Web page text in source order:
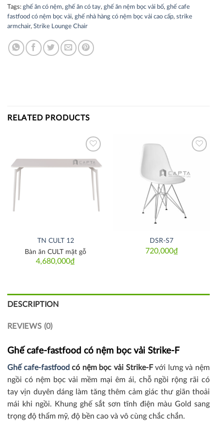
Tags: ghế ăn có nệm, ghế ăn có tay, ghế ăn nệm bọc vải bố, ghế cafe
fastfood có nệm bọc vải, ghế nhà hàng có nệm bọc vải cao cấp, strike
armchair, Strike Lounge Chair
RELATED PRODUCTS
Thích
TN CULT 12
4,680,000₫
Bàn ăn CULT mặt gỗ
DSR-S7
720,000₫
DESCRIPTION
REVIEWS (0)
Ghế cafe-fastfood có nệm bọc vải Strike-F
Ghế cafe-fastfood có nệm bọc vải Strike-Fvới lưng và nệm
ngồi có nệm bọc vải mềm mại êm ái, chỗ ngồi rộng rãi có
tay vịn duyên dáng làm tăng thêm cảm giác thư giãn thoải
mái khi ngồi. Khung ghế sắt sơn tĩnh điện màu Gold sang
trọng độ thẩm mỹ, độ bền cao và vô cùng chắc chắn.